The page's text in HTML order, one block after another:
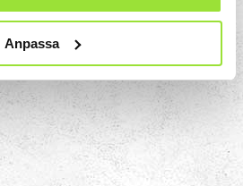
Anpassa
08-550 225 00